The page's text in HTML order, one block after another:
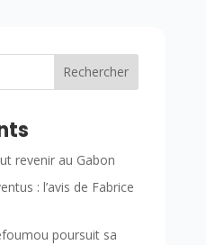
Rechercher
revenir au Gabon
: l’avis de Fabrice
poursuit sa